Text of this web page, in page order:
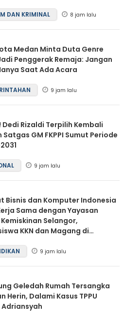
DAN KRIMINAL 8 jam lalu
Medan Minta Duta Genre
Penggerak Remaja: Jangan
Saat Ada Acara
9 jam lalu
Dedi Rizaldi Terpilih Kembali
Satgas GM FKPPI Sumut Periode
9 jam lalu
Bisnis dan Komputer Indonesia
Sama dengan Yayasan
Selangor,
KKN dan Magang di
9 jam lalu
Geledah Rumah Tersangka
Herin, Dalami Kasus TPPU
Adriansyah